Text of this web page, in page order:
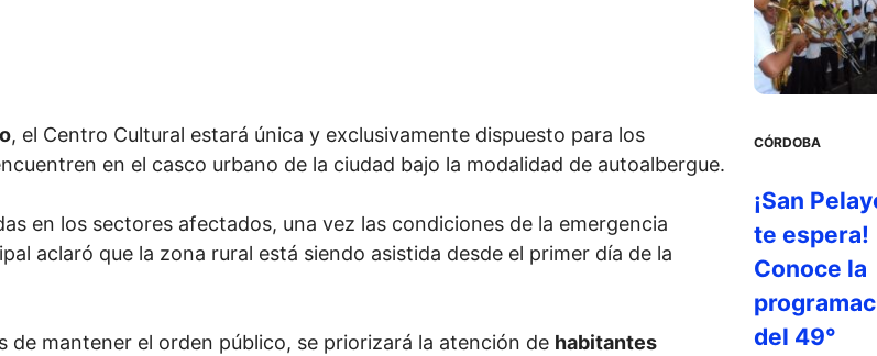
, el Centro Cultural estará única y exclusivamente dispuesto para los
en el casco urbano de la ciudad bajo la modalidad de autoalbergue.
en los sectores afectados, una vez las condiciones de la emergencia
aclaró que la zona rural está siendo asistida desde el primer día de la
de mantener el orden público, se priorizará la atención de habitantes
CÓRDOBA
¡San
te espera!
Conoce la
del 49°